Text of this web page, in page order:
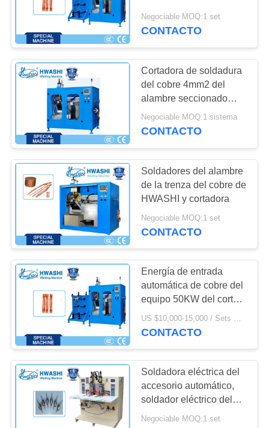
MAPA
DEL
SITIO
POLÍTICAS
PRIVACIDAD
robots de soldadura
industriales
238
Soldadora de la
descarga del
condensador
142
soldadora de la C.C.
29
Negociable MOQ:1 set
CONTACTO
Cortadora de soldadura
del cobre 4mm2 del
alambre seccionado
transversalmente de la
trenza
Negociable MOQ:1 sistema
CONTACTO
Soldadores del alambre
de la trenza del cobre de
HWASHI y cortadora
Negociable MOQ:1 set
CONTACTO
Energía de entrada
automática de cobre del
equipo 50KW del corte
de la soldadora del
alambre cruzado
US $10,000-15,000 / Sets MOQ:1 set
CONTACTO
Soldadora eléctrica del
accesorio automático,
soldador eléctrico del
conmutador de
Negociable MOQ:1 set